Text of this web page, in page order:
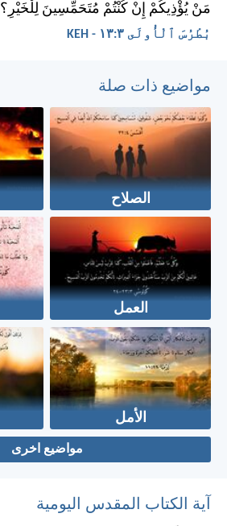
مَنْ يُؤْذِيكُمْ إِنْ كُنْتُمْ مُتَحَمِّسِينَ لِلْخَيْرِ؟
بُطْرُسَ ٱلْأُولَى ٣:‏١٣ - KEH
مواضيع ذات صلة
الصلاح
العمل
الأمل
مواضيع اخرى
آية الكتاب المقدس اليومية